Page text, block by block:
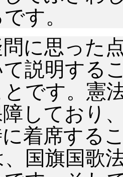
す。
に思った
説明する
です。憲
しており
着席する
国旗国歌